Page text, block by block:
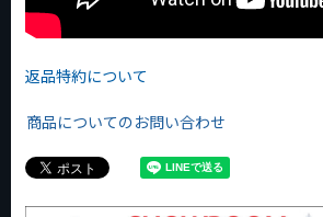
返品特約について
商品についてのお問い合わせ